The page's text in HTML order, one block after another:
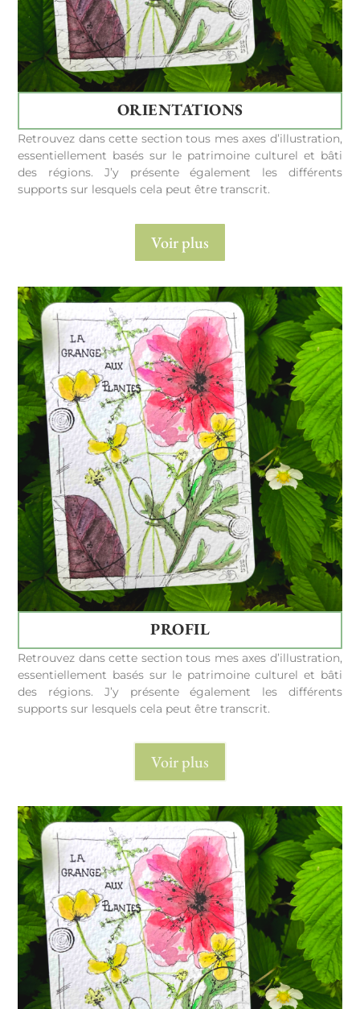
ORIENTATIONS
Retrouvez dans cette section tous mes axes d’illustration,
essentiellement basés sur le patrimoine culturel et bâti
des régions. J’y présente également les différents
supports sur lesquels cela peut être transcrit.
Voir plus
PROFIL
Retrouvez dans cette section tous mes axes d’illustration,
essentiellement basés sur le patrimoine culturel et bâti
des régions. J’y présente également les différents
supports sur lesquels cela peut être transcrit.
Voir plus